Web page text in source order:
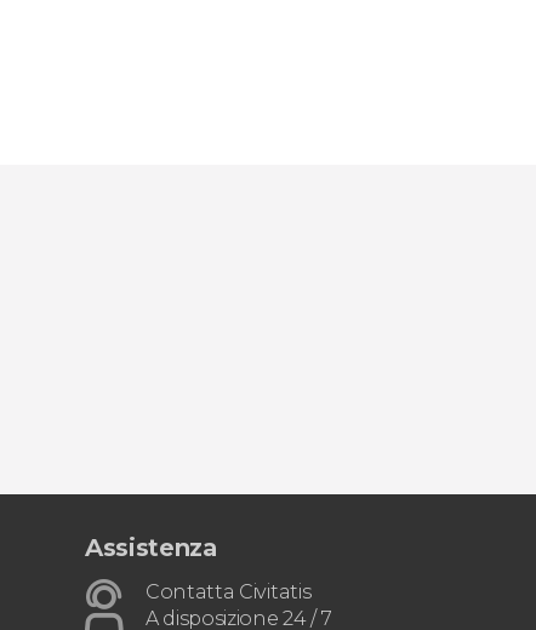
Assistenza
Contatta Civitatis
A disposizione 24 / 7